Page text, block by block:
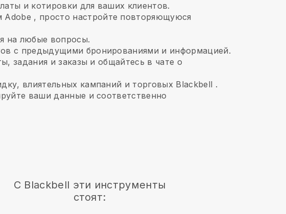
и котировки для ваших клиентов.
Adobe , просто настройте повторяющуюся
на любые вопросы.
с предыдущими бронированиями и информацией.
задания и заказы и общайтесь в чате о
влиятельных кампаний и торговых Blackbell .
ваши данные и соответственно
С Blackbell эти инструменты
стоят: